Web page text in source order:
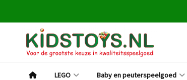
LEGO Baby en peuterspeelgoed